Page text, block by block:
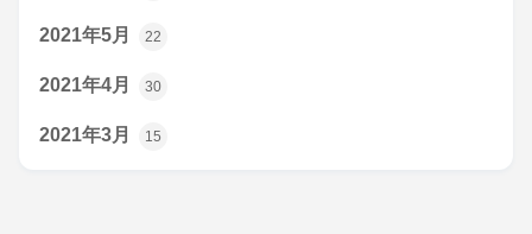
2021年5月 22
2021年4月 30
2021年3月 15